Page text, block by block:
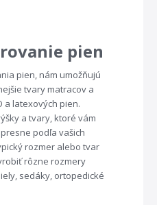
pien
pien, nám umožňujú
tvary matracov a
a latexových pien.
a tvary, ktoré vám
podľa vašich
rozmer alebo tvar
rôzne rozmery
sedáky, ortopedické